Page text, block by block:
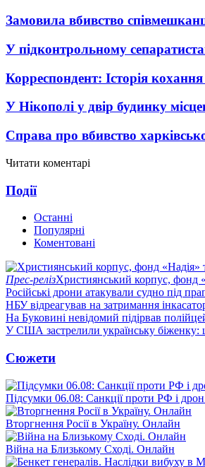
Замовила вбивство
У підконтрольному
Корреспондент: Історія
У Нікополі у двір будинку
Справа про вбивство
Читати коментарі
Події
Останні
Популярні
Коментовані
Прес-релізХристиянський корпус, фонд
Російські дрони атакували судно під
НБУ відреагував на затримання
На Буковині невідомий підірвав
У США застрелили українську біженку:
Сюжети
Підсумки 06.08: Санкції проти РФ і
Вторгнення Росії в Україну. Онлайн
Війна на Близькому Сході. Онлайн